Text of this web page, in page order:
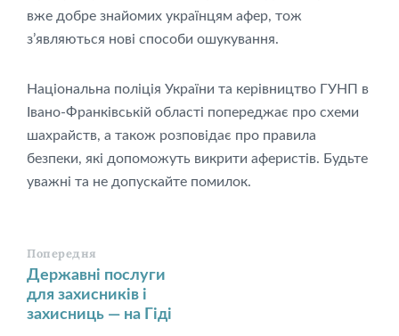
вже добре знайомих українцям афер, тож
з’являються нові способи ошукування.
Національна поліція України та керівництво ГУНП в
Івано-Франківській області попереджає про схеми
шахрайств, а також розповідає про правила
безпеки, які допоможуть викрити аферистів. Будьте
уважні та не допускайте помилок.
Попередня
Державні послуги
для захисників і
захисниць — на Гіді